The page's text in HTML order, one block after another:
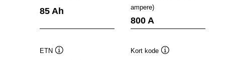
85 Ah
ampere)
800 A
ETN
Kort kode